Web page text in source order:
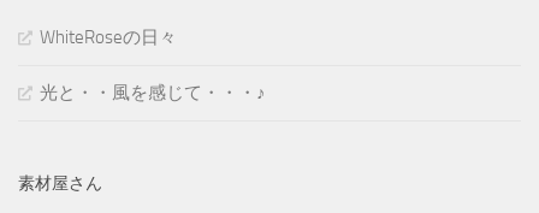
WhiteRoseの日々
光と・・風を感じて・・・♪
素材屋さん